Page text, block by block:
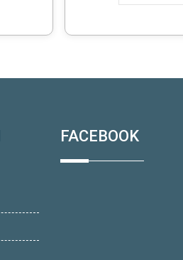
FACEBOOK